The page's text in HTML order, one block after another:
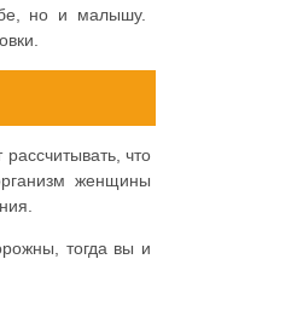
но и малышу.
что
женщины
тогда вы и